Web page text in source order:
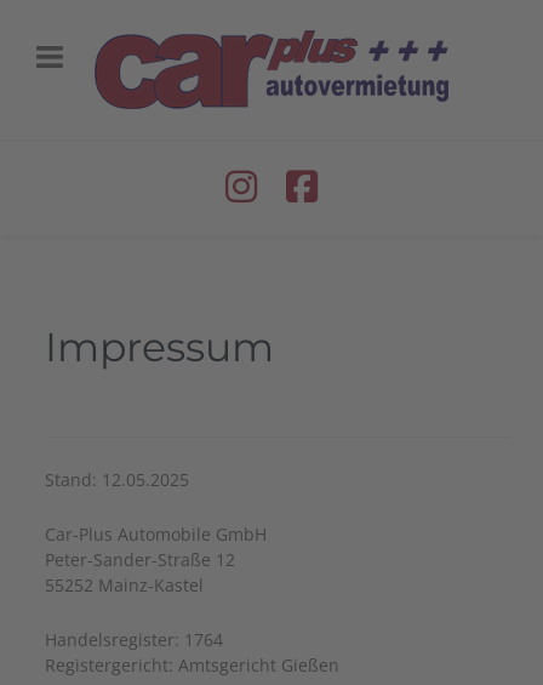
Impressum
Stand: 12.05.2025
Car-Plus Automobile GmbH
Peter-Sander-Straße 12
55252 Mainz-Kastel
Handelsregister: 1764
Registergericht: Amtsgericht Gießen